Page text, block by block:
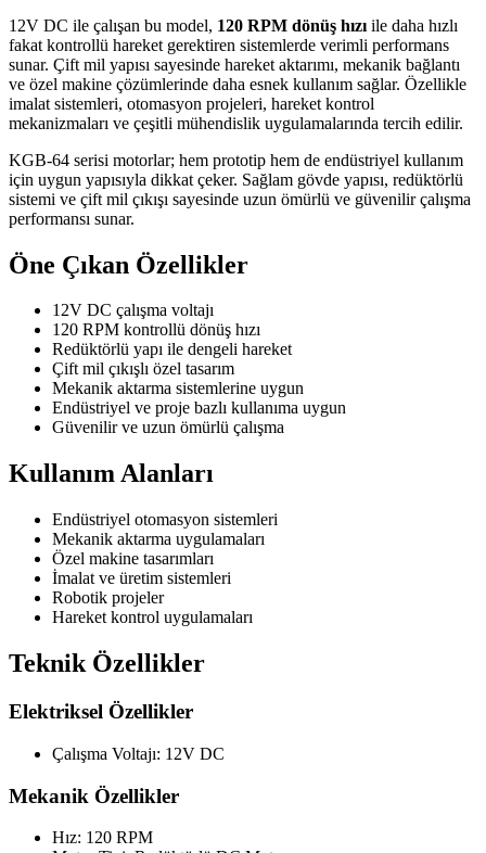
12V DC ile çalışan bu model, 120 RPM dönüş hızı ile daha hızlı
fakat kontrollü hareket gerektiren sistemlerde verimli performans
sunar. Çift mil yapısı sayesinde hareket aktarımı, mekanik bağlantı
ve özel makine çözümlerinde daha esnek kullanım sağlar. Özellikle
imalat sistemleri, otomasyon projeleri, hareket kontrol
mekanizmaları ve çeşitli mühendislik uygulamalarında tercih edilir.
KGB-64 serisi motorlar; hem prototip hem de endüstriyel kullanım
için uygun yapısıyla dikkat çeker. Sağlam gövde yapısı, redüktörlü
sistemi ve çift mil çıkışı sayesinde uzun ömürlü ve güvenilir çalışma
performansı sunar.
Öne Çıkan Özellikler
12V DC çalışma voltajı
120 RPM kontrollü dönüş hızı
Redüktörlü yapı ile dengeli hareket
Çift mil çıkışlı özel tasarım
Mekanik aktarma sistemlerine uygun
Endüstriyel ve proje bazlı kullanıma uygun
Güvenilir ve uzun ömürlü çalışma
Kullanım Alanları
Endüstriyel otomasyon sistemleri
Mekanik aktarma uygulamaları
Özel makine tasarımları
İmalat ve üretim sistemleri
Robotik projeler
Hareket kontrol uygulamaları
Teknik Özellikler
Elektriksel Özellikler
Çalışma Voltajı: 12V DC
Mekanik Özellikler
Hız: 120 RPM